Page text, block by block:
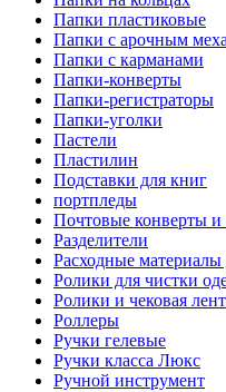
Папки пластиковые
Папки с арочным
Папки с карманами
Папки-конверты
Папки-регистраторы
Папки-уголки
Пастели
Пластилин
Подставки для книг
портпледы
Почтовые конверты и
Разделители
Расходные
Ролики для чистки
Ролики и чековая
Роллеры
Ручки гелевые
Ручки класса Люкс
Ручной инструмент